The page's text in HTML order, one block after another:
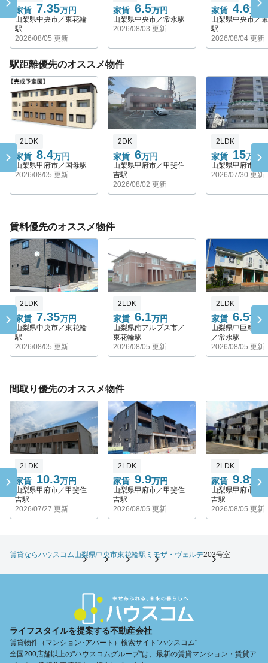
家賃 7.35万円
山梨県中央市／東花輪
駅
2026/08/05 更新
家賃 6.5万円
山梨県中央市／常永駅
2026/08/03 更新
家賃 4.6万円
山梨県中央市／
駅
2026/08/04 更新
駅距離優先のオススメ物件
家賃 8.4万円
2LDK
山梨県甲府市／国母駅
2026/08/05 更新
家賃 6万円
2DK
山梨県甲府市／甲斐住
吉駅
2026/08/02 更新
家賃 15万円
2LDK
山梨県甲府市／
2026/07/30 更新
賃料優先のオススメ物件
家賃 7.35万円
2LDK
山梨県中央市／東花輪
駅
2026/08/05 更新
家賃 6.1万円
2LDK
山梨県南アルプス市／
東花輪駅
2026/08/05 更新
家賃 6.5万円
2LDK
山梨県中巨摩郡
／常永駅
2026/08/05 更新
間取り優先のオススメ物件
家賃 10.3万円
2LDK
山梨県甲府市／甲斐住
吉駅
2026/07/27 更新
家賃 9.9万円
2LDK
山梨県甲府市／甲斐住
吉駅
2026/08/05 更新
家賃 9.8万円
2LDK
山梨県甲府市／
吉駅
2026/08/05 更新
賃貸ならハウスコム山梨県中央市東花輪駅 ミモザ・ヴェルデ203号室
ライフスタイルを提案する不動産会社
賃貸物件（マンション･アパート）検索サイト"ハウスコム"
全国200店舗以上の"ハウスコムグループ"は、最新の賃貸マンション・賃貸ア